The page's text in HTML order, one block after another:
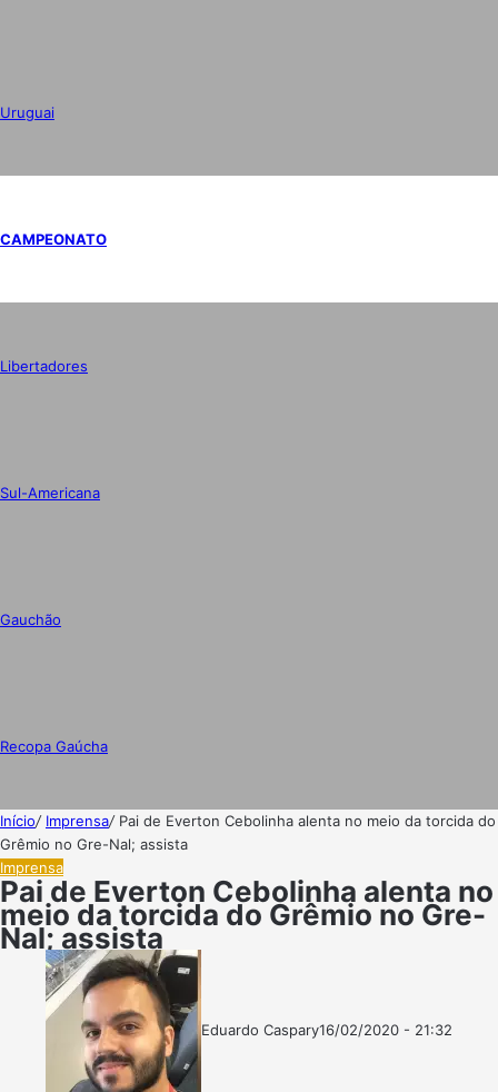
Uruguai
CAMPEONATO
Libertadores
Sul-Americana
Gauchão
Recopa Gaúcha
Início/ Imprensa/ Pai de Everton Cebolinha alenta no meio da torcida do
Grêmio no Gre-Nal; assista
Imprensa
Pai de Everton Cebolinha alenta no
meio da torcida do Grêmio no Gre-
Nal; assista
Eduardo CasparyFollow
Mande
16/02/2020 - 21:32